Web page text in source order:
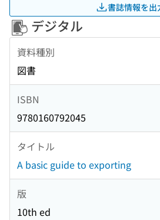
書誌情報を出
デジタル
資料種別
図書
ISBN
9780160792045
タイトル
A basic guide to exporting
版
10th ed